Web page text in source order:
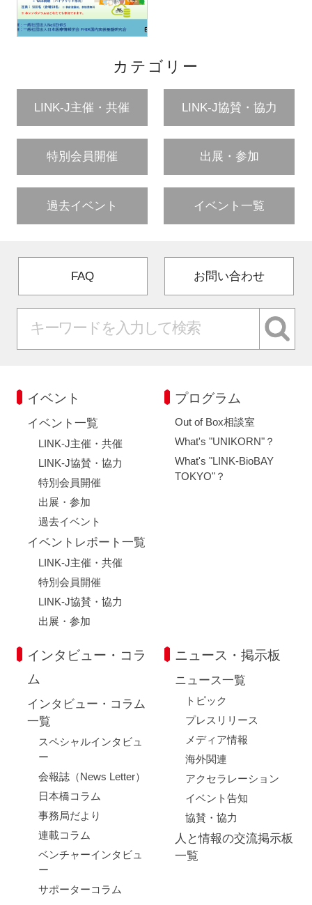
カテゴリー
LINK-J主催・共催 LINK-J協賛・協力
特別会員開催 出展・参加
過去イベント イベント一覧
FAQ お問い合わせ
イベント
イベント一覧
LINK-J主催・共催
LINK-J協賛・協力
特別会員開催
出展・参加
過去イベント
イベントレポート一覧
LINK-J主催・共催
特別会員開催
LINK-J協賛・協力
出展・参加
プログラム
Out of Box相談室
What's "UNIKORN"？
What's "LINK-BioBAY
TOKYO"？
インタビュー・コラ
ム
インタビュー・コラム
一覧
スペシャルインタビュ
ー
会報誌（News Letter）
日本橋コラム
事務局だより
連載コラム
ベンチャーインタビュ
ー
サポーターコラム
ニュース・掲示板
ニュース一覧
トピック
プレスリリース
メディア情報
海外関連
アクセラレーション
イベント告知
協賛・協力
人と情報の交流掲示板
一覧